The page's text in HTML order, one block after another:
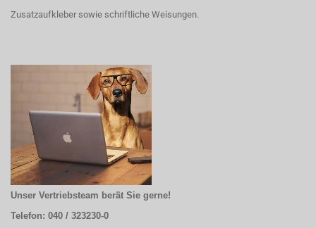
Zusatzaufkleber sowie schriftliche Weisungen.
Unser Vertriebsteam berät Sie gerne!
Telefon: 040 / 323230-0